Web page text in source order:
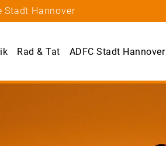
Stadt Hannover
Rad & Tat ADFC Stadt Hannover